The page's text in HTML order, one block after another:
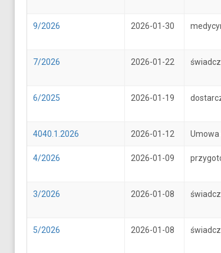
9/2026 2026-01-30
7/2026 2026-01-22
6/2025 2026-01-19
4040.1.2026 2026-01-12 Umowa
4/2026 2026-01-09
3/2026 2026-01-08
5/2026 2026-01-08